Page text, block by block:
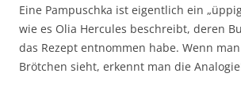
Eine Pampuschka ist eigentlich ein
wie es Olia Hercules beschreibt, deren
das Rezept entnommen habe. Wenn
Brötchen sieht, erkennt man die